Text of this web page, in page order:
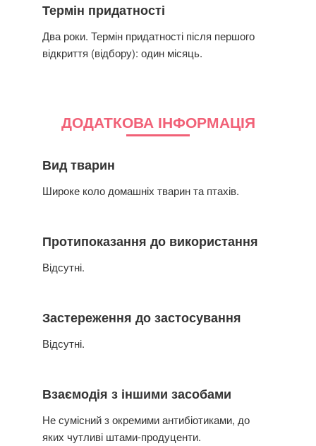
Термін придатності
Два роки. Термін придатності після першого
відкриття (відбору): один місяць.
ДОДАТКОВА ІНФОРМАЦІЯ
Вид тварин
Широке коло домашніх тварин та птахів.
Протипоказання до використання
Відсутні.
Застереження до застосування
Відсутні.
Взаємодія з іншими засобами
Не сумісний з окремими антибіотиками, до
яких чутливі штами-продуценти.